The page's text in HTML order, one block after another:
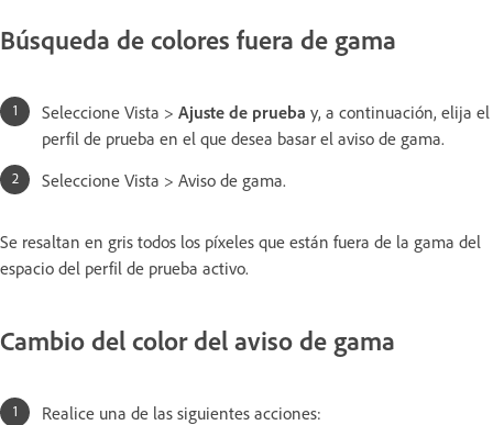
Búsqueda de colores fuera de gama
Seleccione Vista > Ajuste de prueba y, a continuación, elija el
perfil de prueba en el que desea basar el aviso de gama.
Seleccione Vista > Aviso de gama.
Se resaltan en gris todos los píxeles que están fuera de la gama del
espacio del perfil de prueba activo.
Cambio del color del aviso de gama
Realice una de las siguientes acciones: